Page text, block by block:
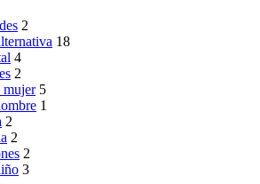
2
18
4
2
mujer 5
1
2
2
2
3